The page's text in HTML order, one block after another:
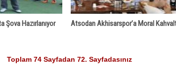
Şova Hazırlanıyor Atsodan Akhisarspor’a Moral
Toplam 74 Sayfadan 72. Sayfadasınız